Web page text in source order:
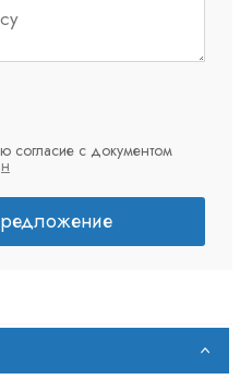
согласие с документом